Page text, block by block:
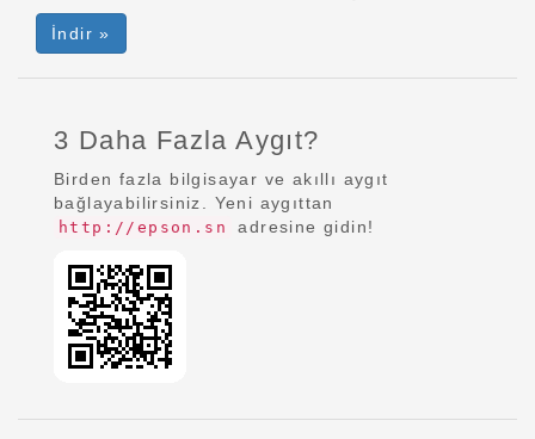
İndir »
3 Daha Fazla Aygıt?
Birden fazla bilgisayar ve akıllı aygıt
bağlayabilirsiniz. Yeni aygıttan
http://epson.sn adresine gidin!